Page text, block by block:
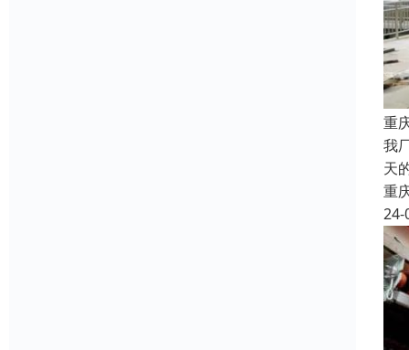
重
我
天
重
24-